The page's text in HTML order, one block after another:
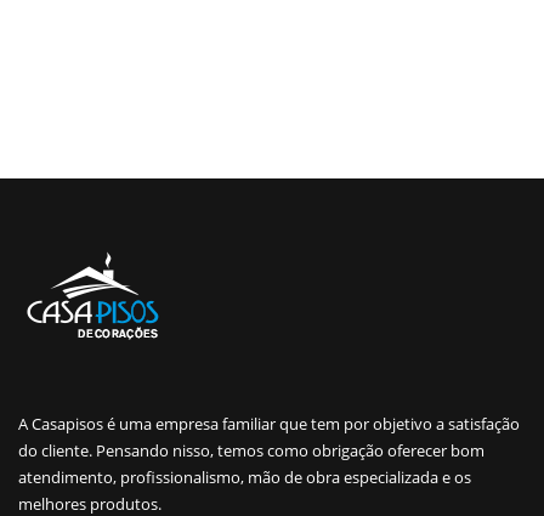
A Casapisos é uma empresa familiar que tem por objetivo a satisfação
do cliente. Pensando nisso, temos como obrigação oferecer bom
atendimento, profissionalismo, mão de obra especializada e os
melhores produtos.